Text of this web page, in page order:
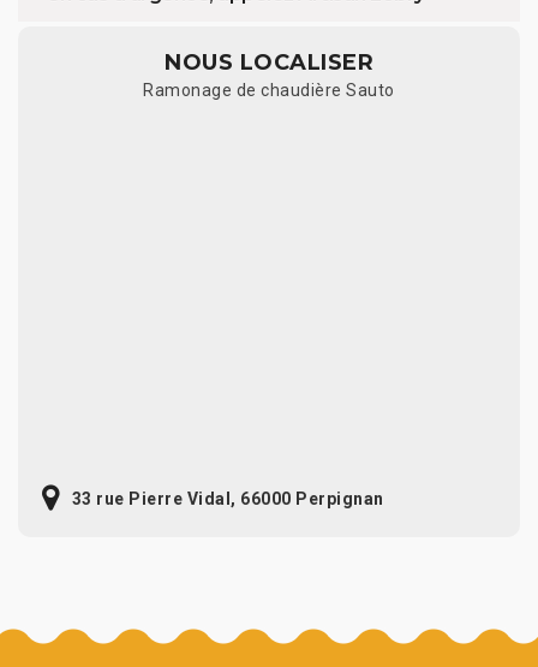
NOUS LOCALISER
Ramonage de chaudière Sauto
33 rue Pierre Vidal, 66000 Perpignan